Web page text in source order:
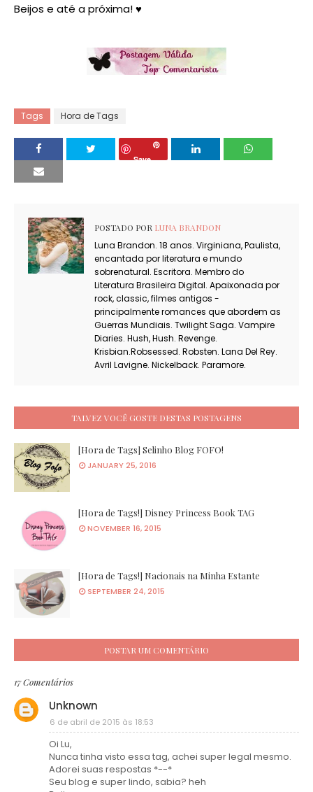
Beijos e até a próxima! ♥
Tags Hora de Tags
Save
POSTADO POR LUNA BRANDON
Luna Brandon. 18 anos. Virginiana, Paulista,
encantada por literatura e mundo
sobrenatural. Escritora. Membro do
Literatura Brasileira Digital. Apaixonada por
rock, classic, filmes antigos -
principalmente romances que abordem as
Guerras Mundiais. Twilight Saga. Vampire
Diaries. Hush, Hush. Revenge.
Krisbian.Robsessed. Robsten. Lana Del Rey.
Avril Lavigne. Nickelback. Paramore.
TALVEZ VOCÊ GOSTE DESTAS POSTAGENS
[Hora de Tags] Selinho Blog FOFO!
JANUARY 25, 2016
[Hora de Tags!] Disney Princess Book TAG
NOVEMBER 16, 2015
[Hora de Tags!] Nacionais na Minha Estante
SEPTEMBER 24, 2015
POSTAR UM COMENTÁRIO
17 Comentários
Unknown
6 de abril de 2015 às 18:53
Oi Lu,
Nunca tinha visto essa tag, achei super legal mesmo.
Adorei suas respostas *--*
Seu blog e super lindo, sabia? heh